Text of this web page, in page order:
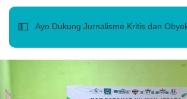
💵 Ayo Dukung Jurnalisme Kritis dan